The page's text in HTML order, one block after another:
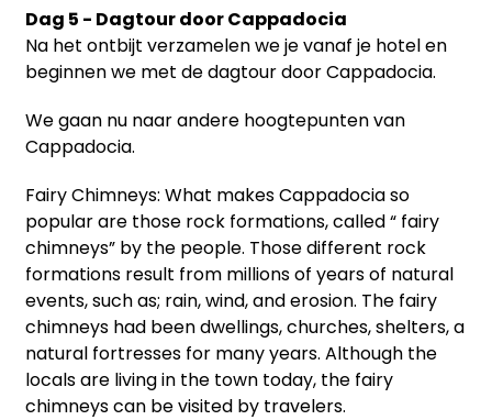
Dag 5 - Dagtour door Cappadocia
Na het ontbijt verzamelen we je vanaf je hotel en
beginnen we met de dagtour door Cappadocia.
We gaan nu naar andere hoogtepunten van
Cappadocia.
Fairy Chimneys: What makes Cappadocia so
popular are those rock formations, called “ fairy
chimneys” by the people. Those different rock
formations result from millions of years of natural
events, such as; rain, wind, and erosion. The fairy
chimneys had been dwellings, churches, shelters, a
natural fortresses for many years. Although the
locals are living in the town today, the fairy
chimneys can be visited by travelers.